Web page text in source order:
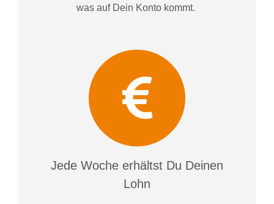
was auf Dein Konto kommt.
Jede Woche erhältst Du Deinen
Lohn